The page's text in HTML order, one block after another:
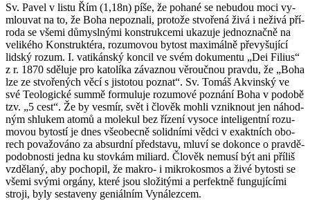
Sv. Pavel v listu Řím (1,18n) píše, že po­ha­né se ne­bu­dou moci vy­
mlou­vat na to, že Boha ne­po­zna­li, pro­to­že stvo­ře­ná živá i ne­ži­vá pří­
ro­da se všemi dů­my­sl­ný­mi kon­struk­ce­mi uka­zu­je jed­no­znač­ně na
ve­li­ké­ho Kon­struk­té­ra, ro­zu­mo­vou by­tost ma­xi­mál­ně pře­vy­šu­jí­cí
lid­ský rozum. I. va­ti­kán­ský kon­cil ve svém do­ku­men­tu „Dei Fi­lius“
z r. 1870 sdě­lu­je pro ka­to­lí­ka zá­vaz­nou vě­rouč­nou prav­du, že „Boha
lze ze stvo­ře­ných věcí s jis­to­tou po­znat“. Sv. Tomáš Akvin­ský ve
své Te­o­lo­gic­ké summě for­mu­lu­je ro­zu­mo­vé po­zná­ní Boha v po­do­bě
tzv. „5 cest“. Že by vesmír, svět i člo­věk mohli vznik­nout jen ná­hod­
ným shlu­kem atomů a mo­le­kul bez ří­ze­ní vy­so­ce in­te­li­gent­ní ro­zu­
mo­vou by­tos­tí je dnes vše­o­bec­ně so­lid­ní­mi vědci v exakt­ních obo­
rech po­va­žo­vá­no za ab­surd­ní před­sta­vu, mluví se do­kon­ce o prav­dě­
po­dob­nos­ti jedna ku stov­kám mi­li­ard. Člo­věk ne­mu­sí být ani pří­liš
vzdě­la­ný, aby po­cho­pil, že makro- i mi­k­ro­kos­mos a živé by­tos­ti se
všemi svými or­gá­ny, které jsou slo­ži­tý­mi a per­fekt­ně fun­gu­jí­cí­mi
stro­ji, byly se­sta­ve­ny ge­ni­ál­ním Vy­ná­lez­cem.